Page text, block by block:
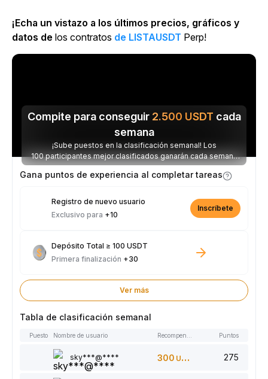
¡Echa un vistazo a los últimos precios, gráficos y
datos de los contratos de LISTAUSDT Perp!
Compite para conseguir 2.500 USDT cada
semana
¡Sube puestos en la clasificación semanal! Los
100 participantes mejor clasificados ganarán cada semana
parte de los 2.500 USDT disponibles.
Gana puntos de experiencia al completar tareas
Registro de nuevo usuario
Exclusivo para +10
Inscríbete
Depósito Total ≥ 100 USDT
Primera finalización +30
Ver más
Tabla de clasificación semanal
Puesto Nombre de usuario Puntos
sky***@**** 300 USDT 275